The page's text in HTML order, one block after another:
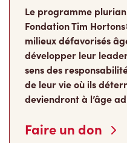
Le programme
Fondation Tim
milieux défavorisés
développer leur
sens des
de leur vie où ils
deviendront à l’âge
Faire un don